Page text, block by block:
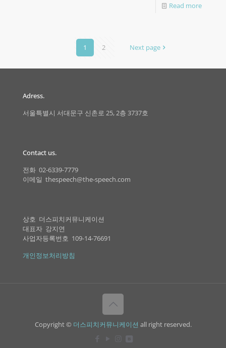
Read more
1 2 Next page
Adress.
서울특별시 서대문구 신촌로 25, 2층 3737호
Contact us.
전화 02-6339-7779
이메일 thespeech@the-speech.com
상호 더스피치커뮤니케이션
대표자 강지연
사업자등록번호 109-14-76691
개인정보처리방침
Copyright © 더스피치커뮤니케이션 all right reserved.